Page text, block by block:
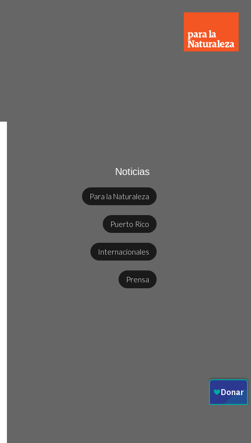
Noticias
Para la Naturaleza
Puerto Rico
Internacionales
Prensa